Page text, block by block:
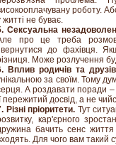
роботу.
житті не буває.
Сексуальна
про це треба
до фахівця.
Може розлучення
Вплив родичів та
за своїм. Тому
А роздавати поради
пережитий досвід, а не
Різні пріоритети. Тут
кар'єрного
бачить сенс життя
Для чого вам такий